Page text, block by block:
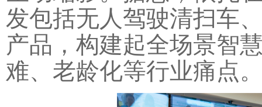
发包括无人驾驶清扫车
产品，构建起全场景智
难、老龄化等行业痛点